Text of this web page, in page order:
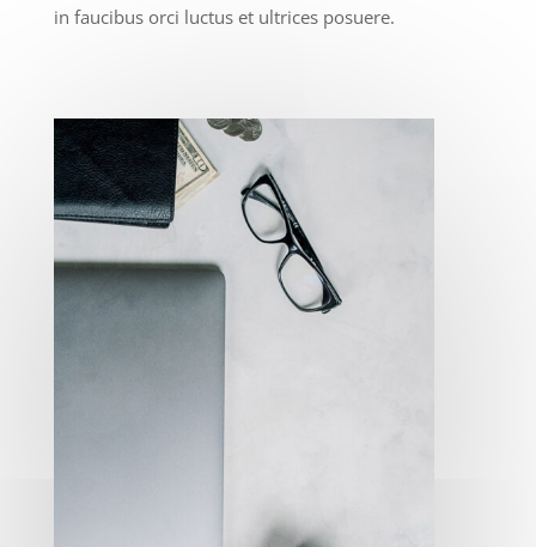
in faucibus orci luctus et ultrices posuere.